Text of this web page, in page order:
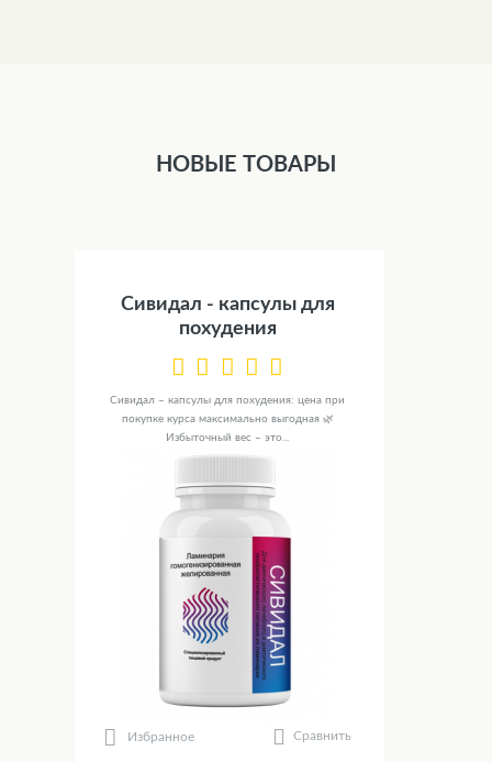
НОВЫЕ ТОВАРЫ
Сивидал - капсулы для
похудения
Сивидал – капсулы для похудения: цена при
покупке курса максимально выгодная 🌿
Избыточный вес – это...
Избранное Сравнить